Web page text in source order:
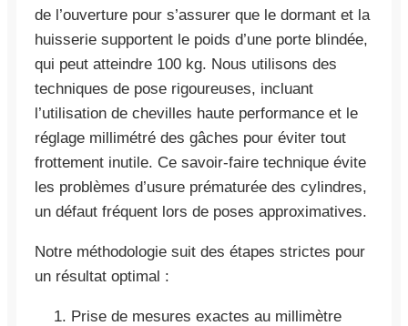
de l’ouverture pour s’assurer que le dormant et la
huisserie supportent le poids d’une porte blindée,
qui peut atteindre 100 kg. Nous utilisons des
techniques de pose rigoureuses, incluant
l’utilisation de chevilles haute performance et le
réglage millimétré des gâches pour éviter tout
frottement inutile. Ce savoir-faire technique évite
les problèmes d’usure prématurée des cylindres,
un défaut fréquent lors de poses approximatives.
Notre méthodologie suit des étapes strictes pour
un résultat optimal :
Prise de mesures exactes au millimètre